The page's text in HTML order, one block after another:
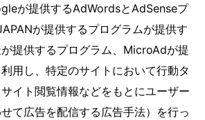
が提供するAdWordsとAdSenseプ
が提供するプログラムが提供す
提供するプログラム、MicroAdが提
用し、特定のサイトにおいて行動タ
イト閲覧情報などをもとにユーザー
て広告を配信する広告手法）を行っ